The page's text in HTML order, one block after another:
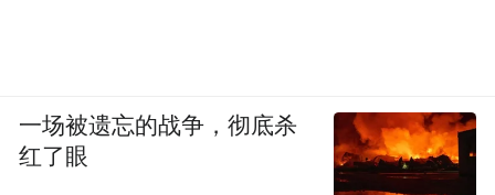
一场被遗忘的战争，彻底杀
红了眼